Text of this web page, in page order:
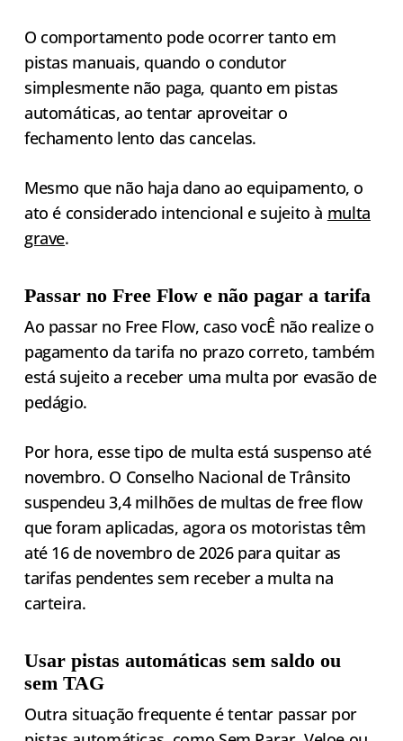
O comportamento pode ocorrer tanto em
pistas manuais, quando o condutor
simplesmente não paga, quanto em pistas
automáticas, ao tentar aproveitar o
fechamento lento das cancelas.
Mesmo que não haja dano ao equipamento, o
ato é considerado intencional e sujeito à multa
grave.
Passar no Free Flow e não pagar a tarifa
Ao passar no Free Flow, caso vocÊ não realize o
pagamento da tarifa no prazo correto, também
está sujeito a receber uma multa por evasão de
pedágio.
Por hora, esse tipo de multa está suspenso até
novembro. O Conselho Nacional de Trânsito
suspendeu 3,4 milhões de multas de free flow
que foram aplicadas, agora os motoristas têm
até 16 de novembro de 2026 para quitar as
tarifas pendentes sem receber a multa na
carteira.
Usar pistas automáticas sem saldo ou
sem TAG
Outra situação frequente é tentar passar por